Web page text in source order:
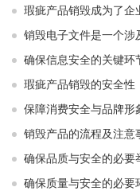
瑕疵产品销毁成为了企
销毁电子文件是一个涉
确保信息安全的关键环
瑕疵产品销毁的安全性
保障消费安全与品牌形
销毁产品的流程及注意
确保品质与安全的必要
确保质量与安全的必要